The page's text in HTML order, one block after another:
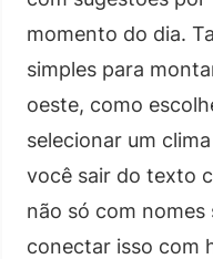
momento do dia.
simples para
oeste, como
selecionar um
você sair do texto
não só com
conectar isso com